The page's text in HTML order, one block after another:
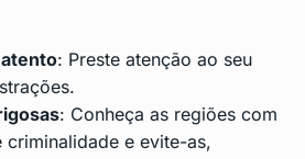
: Preste atenção ao seu
: Conheça as regiões com
criminalidade e evite-as,